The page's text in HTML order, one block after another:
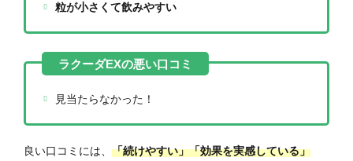
粒が小さくて飲みやすい
見当たらなかった！
良い口コミには、 「続けやすい」「効果を実感している」